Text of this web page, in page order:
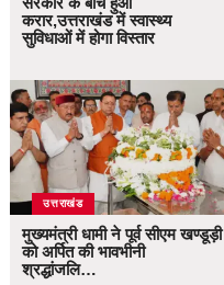
करार,उत्तराखंड में स्वास्थ्य
सुविधाओं में होगा विस्तार
उत्तराखंड
मुख्यमंत्री धामी ने पूर्व सीएम खण्डूड़ी
को अर्पित की भावभीनी
श्रद्धांजलि…